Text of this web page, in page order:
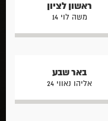
ראשון לציון
משה לוי 14
באר שבע
אליהו נאווי 24